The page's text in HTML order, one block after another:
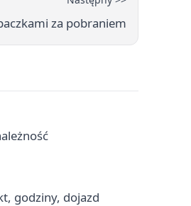
za pobraniem
godziny, dojazd